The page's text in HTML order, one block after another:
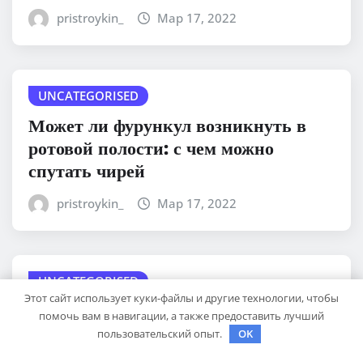
pristroykin_ Мар 17, 2022
UNCATEGORISED
Может ли фурункул возникнуть в
ротовой полости: с чем можно
спутать чирей
pristroykin_ Мар 17, 2022
UNCATEGORISED
Липома, образованная на щеке: как
избавиться без негативных
Этот сайт использует куки-файлы и другие технологии, чтобы
помочь вам в навигации, а также предоставить лучший
пользовательский опыт.
OK